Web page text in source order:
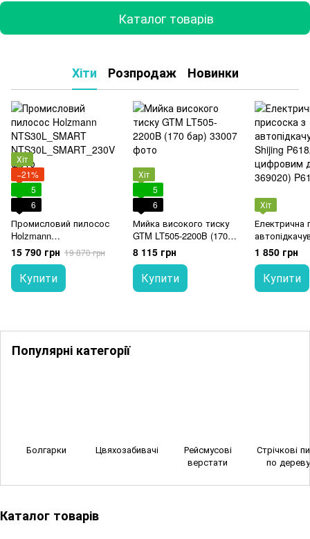
Каталог товарів
Хіти Розпродаж Новинки
Хіт
−21%
5
6
Промисловий пилосос
Holzmann
NTS30L_SMART
15 790 грн 19 870 грн
Купити
Хіт
5
6
Мийка високого тиску
GTM LT505-2200B (170
бар)
8 115 грн
Купити
Хіт
Електрична
Shijing
цифровим
369020)
1 850 грн
Купити
Популярні категорії
Болгарки Цвяхозабивачі
Рейсмусові
верстати
Стрічкові
по дереву
Каталог товарів